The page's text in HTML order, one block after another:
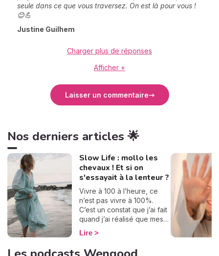
seule dans ce que vous traversez. On est là pour vous !
😊💪
Justine Guilhem
Charger plus de réponses
Afficher +
Laisser un commentaire
Nos derniers articles 🌟
Slow Life : mollo les
chevaux ! Et si on
s'essayait à la lenteur ?
Vivre à 100 à l’heure, ce
n’est pas vivre à 100%.
C’est un constat que j’ai fait
quand j’ai réalisé que mes
journées se ressemblaient
et défilaient à toute allure.
Je ne prenais pas le temps
Lire